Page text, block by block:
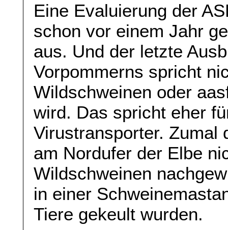
Eine Evaluierung der
schon vor einem Jahr
aus. Und der letzte
Vorpommerns spricht
Wildschweinen oder
wird. Das spricht eher
Virustransporter. Zumal
am Nordufer der Elbe
Wildschweinen
in einer
Tiere gekeult wurden.